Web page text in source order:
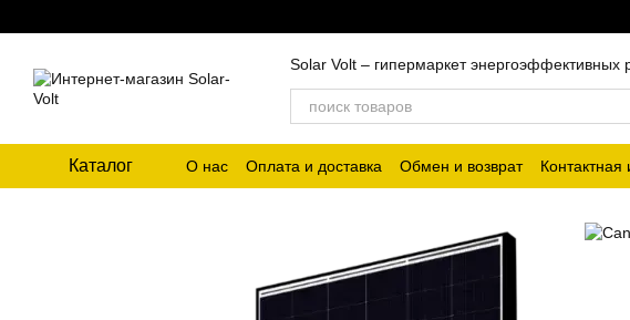
Solar Volt – гипермаркет энергоэффективных
Каталог О нас Оплата и доставка Обмен и возврат